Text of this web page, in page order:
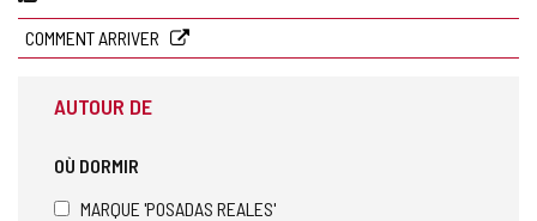
COMMENT ARRIVER
AUTOUR DE
OÙ DORMIR
MARQUE 'POSADAS REALES'